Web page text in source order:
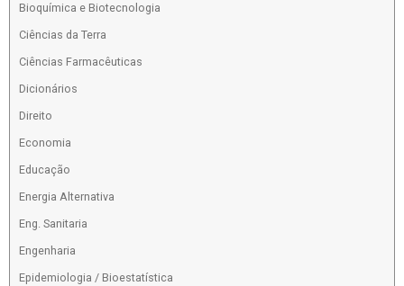
Bioquímica e Biotecnologia
Ciências da Terra
Ciências Farmacêuticas
Dicionários
Direito
Economia
Educação
Energia Alternativa
Eng. Sanitaria
Engenharia
Epidemiologia / Bioestatística